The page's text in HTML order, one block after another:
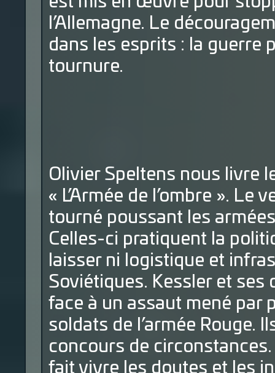
l’Allemagne. Le
dans les esprits : la guerre
tournure.
Olivier Speltens nous livre
« L’Armée de l’ombre ».
tourné poussant les
Celles-ci pratiquent la
laisser ni logistique et
Soviétiques. Kessler et ses
face à un assaut mené par
soldats de l’armée Rouge.
concours de
fait vivre les doutes et les